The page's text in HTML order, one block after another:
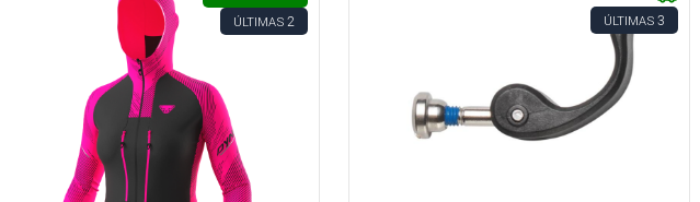
ÚLTIMAS 2 ÚLTIMAS 3